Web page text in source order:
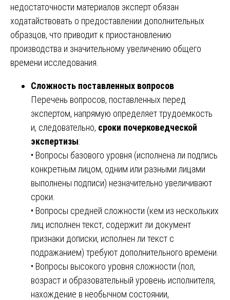
недостаточности материалов эксперт обязан
ходатайствовать о предоставлении дополнительных
образцов, что приводит к приостановлению
производства и значительному увеличению общего
времени исследования.
Сложность поставленных вопросов
Перечень вопросов, поставленных перед
экспертом, напрямую определяет трудоемкость
и, следовательно, сроки почерковедческой
экспертизы:
• Вопросы базового уровня (исполнена ли подпись
конкретным лицом, одним или разными лицами
выполнены подписи) незначительно увеличивают
сроки.
• Вопросы средней сложности (кем из нескольких
лиц исполнен текст, содержит ли документ
признаки дописки, исполнен ли текст с
подражанием) требуют дополнительного времени.
• Вопросы высокого уровня сложности (пол,
возраст и образовательный уровень исполнителя,
нахождение в необычном состоянии,